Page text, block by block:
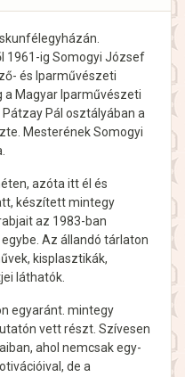
1961-ig Somogyi József
és Iparművészeti
a Magyar Iparművészeti
Pál osztályában a
Mesterének Somogyi
azóta itt él és
készített mintegy
az 1983-ban
Az állandó tárlaton
kisplasztikák,
láthatók.
egyaránt. mintegy
vett részt. Szívesen
ahol nemcsak egy-
de a